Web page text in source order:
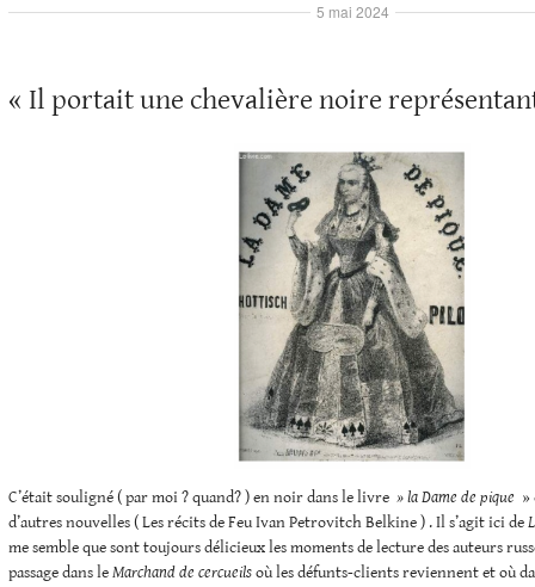
« Il portait une chevalière noire
C’était souligné ( par moi ? quand? ) en noir dans le livre » la Dame de pique »
d’autres nouvelles ( Les récits de Feu Ivan Petrovitch Belkine ) . Il s’agit ici de
me semble que sont toujours délicieux les moments de lecture des auteurs
passage dans leMarchand de cercueilsoù les défunts-clients reviennent et où
5 mai 2024